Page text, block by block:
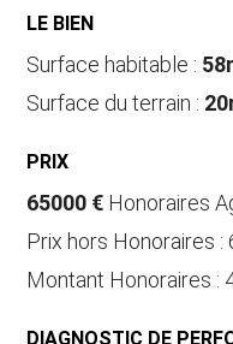
LE BIEN
Surface habitable :
Surface du terrain :
PRIX
65000 € Honoraires
Prix hors Honoraires :
Montant Honoraires :
DIAGNOSTIC DE